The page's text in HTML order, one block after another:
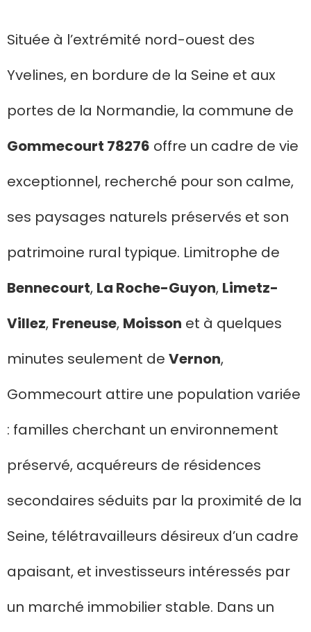
Située à l’extrémité nord-ouest des
Yvelines, en bordure de la Seine et aux
portes de la Normandie, la commune de
Gommecourt 78276 offre un cadre de vie
exceptionnel, recherché pour son calme,
ses paysages naturels préservés et son
patrimoine rural typique. Limitrophe de
Bennecourt, La Roche-Guyon, Limetz-
Villez, Freneuse, Moisson et à quelques
minutes seulement de Vernon,
Gommecourt attire une population variée
: familles cherchant un environnement
préservé, acquéreurs de résidences
secondaires séduits par la proximité de la
Seine, télétravailleurs désireux d’un cadre
apaisant, et investisseurs intéressés par
un marché immobilier stable. Dans un